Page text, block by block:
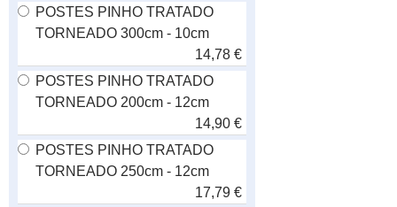
POSTES PINHO TRATADO
TORNEADO 300cm - 10cm
14,78 €
POSTES PINHO TRATADO
TORNEADO 200cm - 12cm
14,90 €
POSTES PINHO TRATADO
TORNEADO 250cm - 12cm
17,79 €